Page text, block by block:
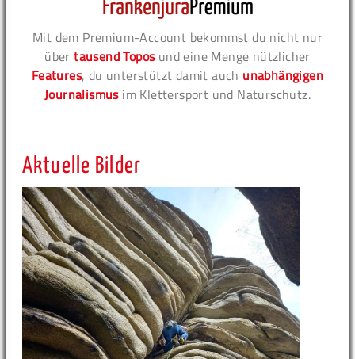
Mit dem Premium-Account bekommst du nicht nur
übertausend Toposund eine Menge nützlicher
Features, du unterstützt damit auch unabhängigen
Journalismusim Klettersport und Naturschutz.
Aktuelle Bilder